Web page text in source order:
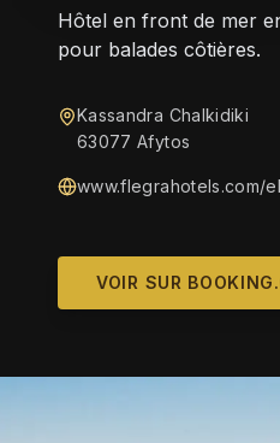
Hôtel en front de mer
pour balades côtières.
Kassandra Chalkidiki
63077 Afytos
www.flegrahotels.com/
VOIR SUR